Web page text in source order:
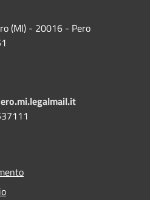
(MI) - 20016 - Pero